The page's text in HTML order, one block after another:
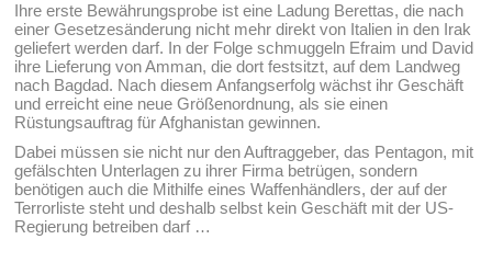
Ihre erste Bewährungsprobe ist eine Ladung Berettas, die nach
einer Gesetzesänderung nicht mehr direkt von Italien in den Irak
geliefert werden darf. In der Folge schmuggeln Efraim und David
ihre Lieferung von Amman, die dort festsitzt, auf dem Landweg
nach Bagdad. Nach diesem Anfangserfolg wächst ihr Geschäft
und erreicht eine neue Größenordnung, als sie einen
Rüstungsauftrag für Afghanistan gewinnen.
Dabei müssen sie nicht nur den Auftraggeber, das Pentagon, mit
gefälschten Unterlagen zu ihrer Firma betrügen, sondern
benötigen auch die Mithilfe eines Waffenhändlers, der auf der
Terrorliste steht und deshalb selbst kein Geschäft mit der US-
Regierung betreiben darf …